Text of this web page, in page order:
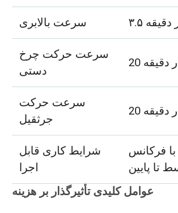
سرعت بالابری
سرعت حرکت چرخ
دستی
دقیقه
سرعت حرکت
جرثقیل
شرایط کاری قابل
اجرا
فرکانس
تا پایین
عوامل کلیدی تأثیرگذار بر هزینه